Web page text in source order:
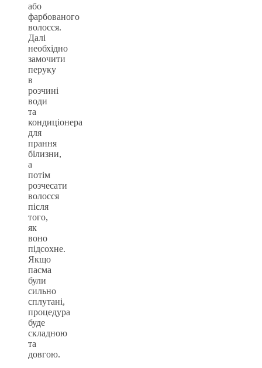
або
фарбованого
волосся.
Далі
необхідно
замочити
перуку
в
розчині
води
та
кондиціонера
для
прання
білизни,
а
потім
розчесати
волосся
після
того,
як
воно
підсохне.
Якщо
пасма
були
сильно
сплутані,
процедура
буде
складною
та
довгою.